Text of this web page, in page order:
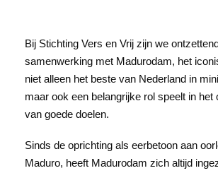
Bij Stichting Vers en Vrij zijn we
samenwerking met Madurodam, het
niet alleen het beste van Nederland in
maar ook een belangrijke rol speelt in het
van goede doelen.
Sinds de oprichting als eerbetoon aan
Maduro, heeft Madurodam zich altijd